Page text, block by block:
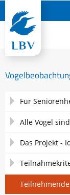
Navigation
Für
Alle Vögel
Das Projekt -